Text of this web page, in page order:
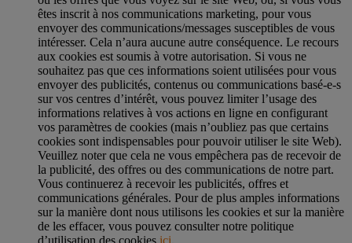
êtes inscrit à nos communications marketing, pour vous
envoyer des communications/messages susceptibles de vous
intéresser. Cela n’aura aucune autre conséquence. Le recours
aux cookies est soumis à votre autorisation. Si vous ne
souhaitez pas que ces informations soient utilisées pour vous
envoyer des publicités, contenus ou communications basé-e-s
sur vos centres d’intérêt, vous pouvez limiter l’usage des
informations relatives à vos actions en ligne en configurant
vos paramètres de cookies (mais n’oubliez pas que certains
cookies sont indispensables pour pouvoir utiliser le site Web).
Veuillez noter que cela ne vous empêchera pas de recevoir de
la publicité, des offres ou des communications de notre part.
Vous continuerez à recevoir les publicités, offres et
communications générales. Pour de plus amples informations
sur la manière dont nous utilisons les cookies et sur la manière
de les effacer, vous pouvez consulter notre politique
d’utilisation des cookies ici.